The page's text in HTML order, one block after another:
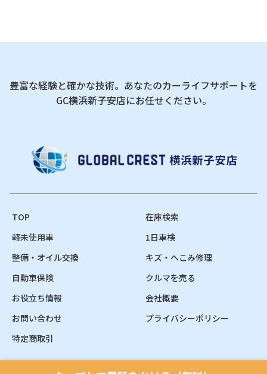
豊富な経験と確かな技術。あなたのカーライフサポートを
GC横浜新子安店にお任せください。
TOP
在庫検索
軽未使用車
1日車検
整備・オイル交換
キズ・へこみ修理
自動車保険
クルマを売る
お役立ち情報
会社概要
お問い合わせ
プライバシーポリシー
特定商取引